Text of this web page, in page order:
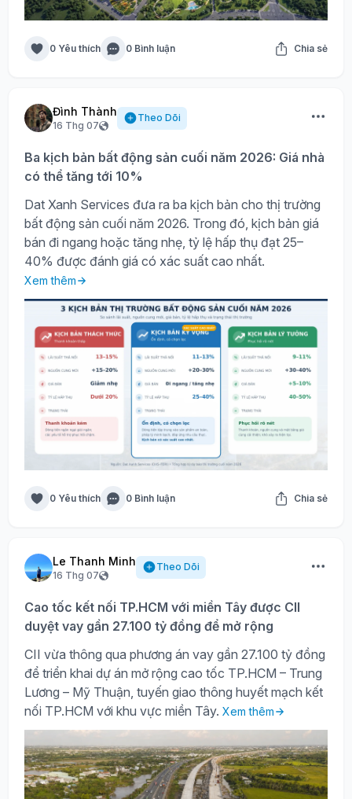
0 Yêu thích 0 Bình luận Chia sẻ
Đình Thành
16 Thg 07
Theo Dõi
Ba kịch bản bất động sản cuối năm 2026: Giá nhà
có thể tăng tới 10%
Dat Xanh Services đưa ra ba kịch bản cho thị trường
bất động sản cuối năm 2026. Trong đó, kịch bản giá
bán đi ngang hoặc tăng nhẹ, tỷ lệ hấp thụ đạt 25–
40% được đánh giá có xác suất cao nhất.
Xem thêm
0 Yêu thích 0 Bình luận Chia sẻ
Le Thanh Minh
16 Thg 07
Theo Dõi
Cao tốc kết nối TP.HCM với miền Tây được CII
duyệt vay gần 27.100 tỷ đồng để mở rộng
CII vừa thông qua phương án vay gần 27.100 tỷ đồng
để triển khai dự án mở rộng cao tốc TP.HCM – Trung
Lương – Mỹ Thuận, tuyến giao thông huyết mạch kết
nối TP.HCM với khu vực miền Tây. Xem thêm